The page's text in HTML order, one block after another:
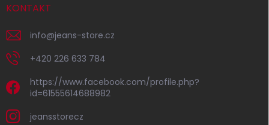
KONTAKT
info@jeans-store.cz
+420 226 633 784
https://www.facebook.com/profile.php?
id=61555614688982
jeansstorecz